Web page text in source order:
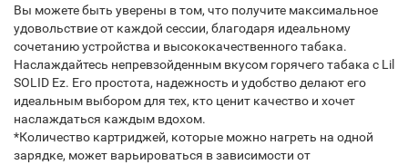
Вы можете быть уверены в том, что получите максимальное
удовольствие от каждой сессии, благодаря идеальному
сочетанию устройства и высококачественного табака.
Наслаждайтесь непревзойденным вкусом горячего табака с Lil
SOLID Ez. Его простота, надежность и удобство делают его
идеальным выбором для тех, кто ценит качество и хочет
наслаждаться каждым вдохом.
*Количество картриджей, которые можно нагреть на одной
зарядке, может варьироваться в зависимости от